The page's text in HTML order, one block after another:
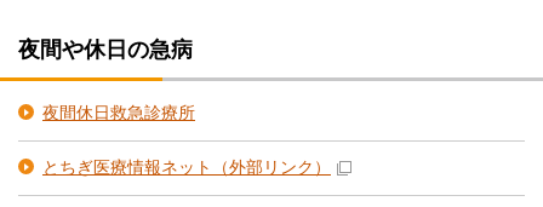
夜間や休日の急病
夜間休日救急診療所
とちぎ医療情報ネット （外部リンク）